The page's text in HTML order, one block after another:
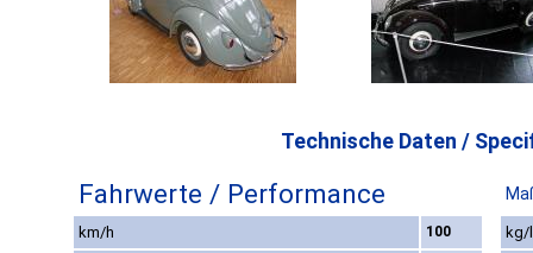
Technische Daten /
Fahrwerte / Performance
km/h 100
kg/